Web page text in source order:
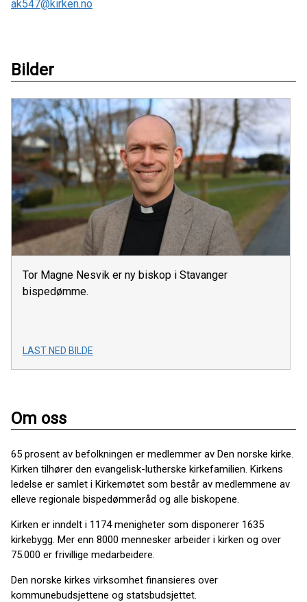
ak547@kirken.no
Bilder
Tor Magne Nesvik er ny biskop i Stavanger
bispedømme.
LAST NED BILDE
Om oss
65 prosent av befolkningen er medlemmer av Den norske kirke.
Kirken tilhører den evangelisk-lutherske kirkefamilien. Kirkens
ledelse er samlet i Kirkemøtet som består av medlemmene av
elleve regionale bispedømmeråd og alle biskopene.
Kirken er inndelt i 1174 menigheter som disponerer 1635
kirkebygg. Mer enn 8000 mennesker arbeider i kirken og over
75.000 er frivillige medarbeidere.
Den norske kirkes virksomhet finansieres over
kommunebudsjettene og statsbudsjettet.